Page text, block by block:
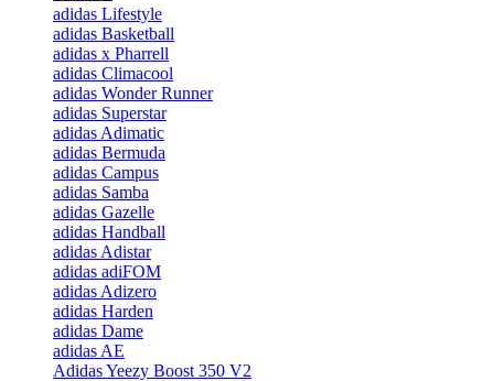
adidas Lifestyle
adidas Basketball
adidas x Pharrell
adidas Climacool
adidas Wonder Runner
adidas Superstar
adidas Adimatic
adidas Bermuda
adidas Campus
adidas Samba
adidas Gazelle
adidas Handball
adidas Adistar
adidas adiFOM
adidas Adizero
adidas Harden
adidas Dame
adidas AE
Adidas Yeezy Boost 350 V2